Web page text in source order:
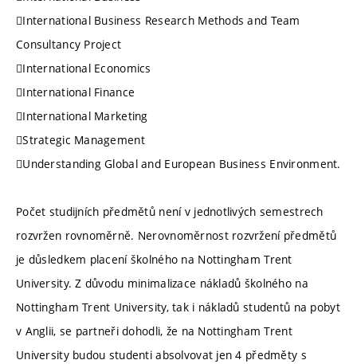
International Business Research Methods and Team
Consultancy Project
International Economics
International Finance
International Marketing
Strategic Management
Understanding Global and European Business Environment.
Počet studijních předmětů není v jednotlivých semestrech
rozvržen rovnoměrně. Nerovnoměrnost rozvržení předmětů
je důsledkem placení školného na Nottingham Trent
University. Z důvodu minimalizace nákladů školného na
Nottingham Trent University, tak i nákladů studentů na pobyt
v Anglii, se partneři dohodli, že na Nottingham Trent
University budou studenti absolvovat jen 4 předměty s